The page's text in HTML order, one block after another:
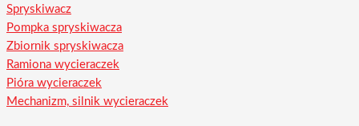
Spryskiwacz
Pompka spryskiwacza
Zbiornik spryskiwacza
Ramiona wycieraczek
Pióra wycieraczek
Mechanizm, silnik wycieraczek